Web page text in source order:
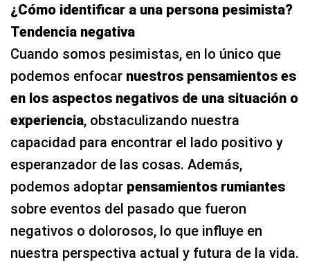
¿Cómo identificar a una persona pesimista?
Tendencia negativa
Cuando somos pesimistas, en lo único que
podemos enfocar nuestros pensamientos es
en los aspectos negativos de una situación o
experiencia, obstaculizando nuestra
capacidad para encontrar el lado positivo y
esperanzador de las cosas. Además,
podemos adoptar pensamientos rumiantes
sobre eventos del pasado que fueron
negativos o dolorosos, lo que influye en
nuestra perspectiva actual y futura de la vida.